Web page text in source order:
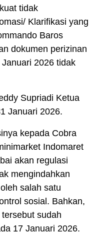
tidak
Klarifikasi yang
Baros
dokumen perizinan
2026 tidak
Supriadi Ketua
Januari 2026.
kepada Cobra
Indomaret
akan regulasi
mengindahkan
salah satu
sosial. Bahkan,
sudah
17 Januari 2026.